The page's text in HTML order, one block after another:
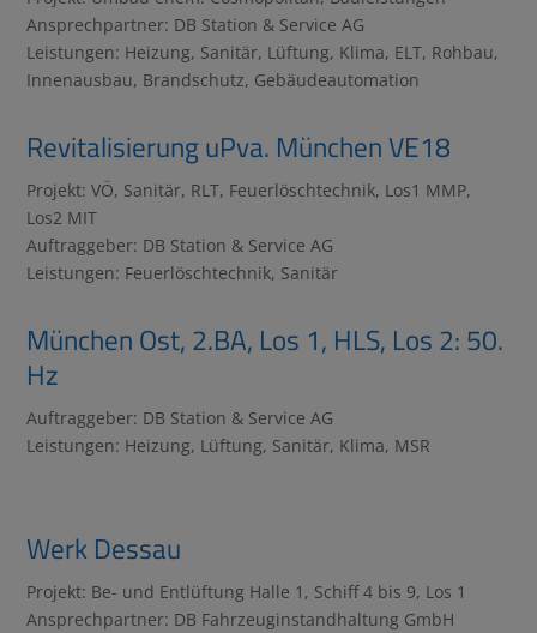
Ansprechpartner: DB Station & Service AG
Leistungen: Heizung, Sanitär, Lüftung, Klima, ELT, Rohbau,
Innenausbau, Brandschutz, Gebäudeautomation
Revitalisierung uPva. München VE18
Projekt: VÖ, Sanitär, RLT, Feuerlöschtechnik, Los1 MMP,
Los2 MIT
Auftraggeber: DB Station & Service AG
Leistungen: Feuerlöschtechnik, Sanitär
München Ost, 2.BA, Los 1, HLS, Los 2: 50.
Hz
Auftraggeber: DB Station & Service AG
Leistungen: Heizung, Lüftung, Sanitär, Klima, MSR
Werk Dessau
Projekt: Be- und Entlüftung Halle 1, Schiff 4 bis 9, Los 1
Ansprechpartner: DB Fahrzeuginstandhaltung GmbH